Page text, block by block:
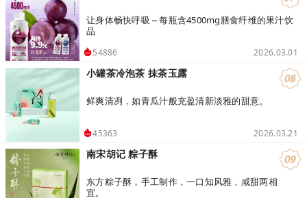
让身体畅快呼吸～每瓶含4500mg膳食纤维的果汁饮
品
54886 2026.03.01
小罐茶冷泡茶 抹茶玉露
鲜爽清冽，如青瓜汁般充盈清新淡雅的甜意。
45363 2026.03.21
南宋胡记 粽子酥
东方粽子酥，手工制作，一口知风雅，咸甜两相
宜。